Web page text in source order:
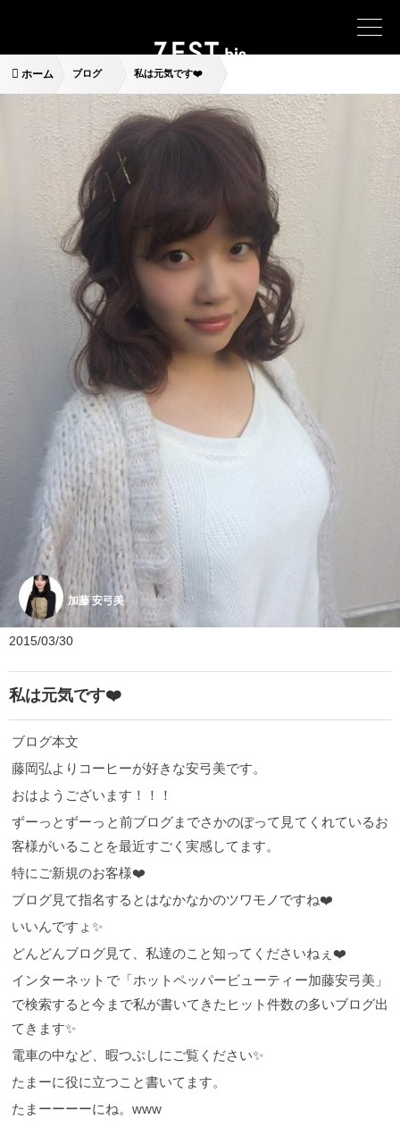
ホーム ブログ 私は元気です❤️
加藤 安弓美
2015/03/30
私は元気です❤️
ブログ本文
藤岡弘よりコーヒーが好きな安弓美です。
おはようございます！！！
ずーっとずーっと前ブログまでさかのぼって見てくれているお
客様がいることを最近すごく実感してます。
特にご新規のお客様❤️
ブログ見て指名するとはなかなかのツワモノですね❤️
いいんですょ✨
どんどんブログ見て、私達のこと知ってくださいねぇ❤️
インターネットで「ホットペッパービューティー加藤安弓美」
で検索すると今まで私が書いてきたヒット件数の多いブログ出
てきます✨
電車の中など、暇つぶしにご覧ください✨
たまーに役に立つこと書いてます。
たまーーーーにね。www